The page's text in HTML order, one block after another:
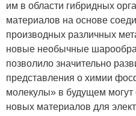
им в области гибридных
материалов на основе
производных различных
новые необычные
позволило значительно
представления о химии
молекулы» в будущем могут
новых материалов для